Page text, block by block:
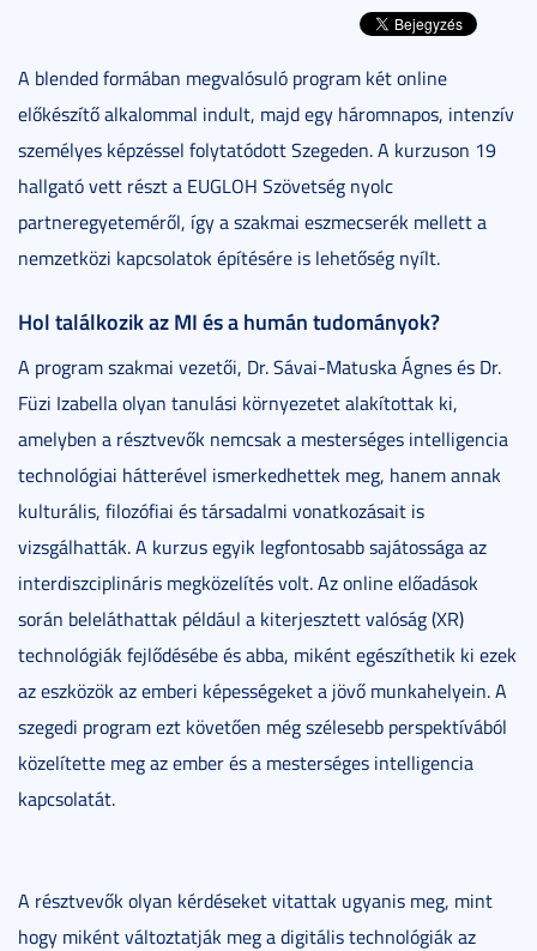
A blended formában megvalósuló program két online
előkészítő alkalommal indult, majd egy háromnapos, intenzív
személyes képzéssel folytatódott Szegeden. A kurzuson 19
hallgató vett részt a EUGLOH Szövetség nyolc
partneregyeteméről, így a szakmai eszmecserék mellett a
nemzetközi kapcsolatok építésére is lehetőség nyílt.
Hol találkozik az MI és a humán tudományok?
A program szakmai vezetői, Dr. Sávai-Matuska Ágnes és Dr.
Füzi Izabella olyan tanulási környezetet alakítottak ki,
amelyben a résztvevők nemcsak a mesterséges intelligencia
technológiai hátterével ismerkedhettek meg, hanem annak
kulturális, filozófiai és társadalmi vonatkozásait is
vizsgálhatták. A kurzus egyik legfontosabb sajátossága az
interdiszciplináris megközelítés volt. Az online előadások
során beleláthattak például a kiterjesztett valóság (XR)
technológiák fejlődésébe és abba, miként egészíthetik ki ezek
az eszközök az emberi képességeket a jövő munkahelyein. A
szegedi program ezt követően még szélesebb perspektívából
közelítette meg az ember és a mesterséges intelligencia
kapcsolatát.
A résztvevők olyan kérdéseket vitattak ugyanis meg, mint
hogy miként változtatják meg a digitális technológiák az